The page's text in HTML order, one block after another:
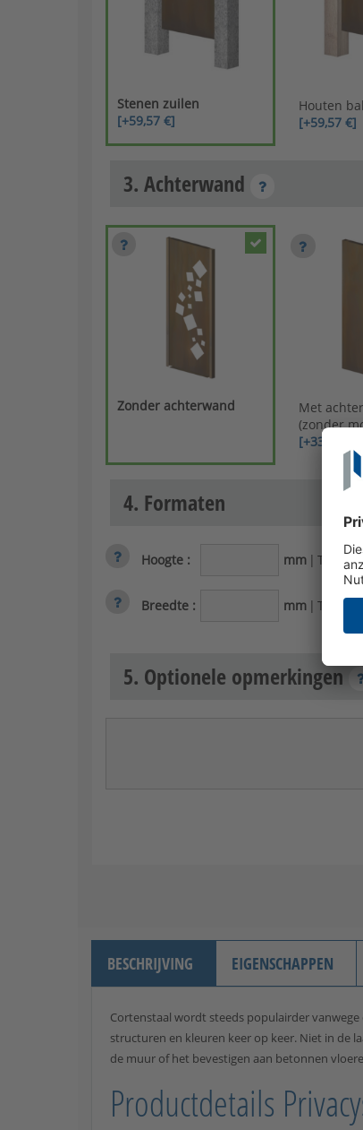
Stenen zuilen
[+59,57 €]
Houten
[+59,57 €]
3. Achterwand
Zonder achterwand
Met
(zonder
[+331,88 €]
4. Formaten
Hoogte : mm |
Breedte : mm |
5. Optionele opmerkingen
BESCHRIJVING EIGENSCHAPPEN
Cortenstaal wordt steeds populairder
structuren en kleuren keer op keer. Niet in de
de muur of het bevestigen aan betonnen
Productdetails